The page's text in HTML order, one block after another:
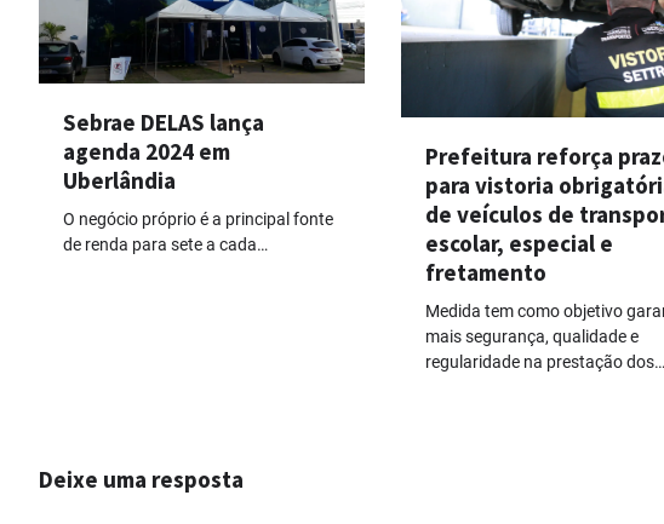
Sebrae DELAS lança
agenda 2024 em
Uberlândia
O negócio próprio é a principal fonte
de renda para sete a cada…
Prefeitura reforça
para vistoria
de veículos de
escolar, especial e
fretamento
Medida tem como objetivo
mais segurança, qualidade e
regularidade na prestação dos…
Deixe uma resposta